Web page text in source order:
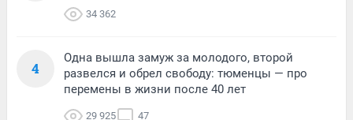
34 362
4
Одна вышла замуж за молодого, второй
развелся и обрел свободу: тюменцы — про
перемены в жизни после 40 лет
29 925 47